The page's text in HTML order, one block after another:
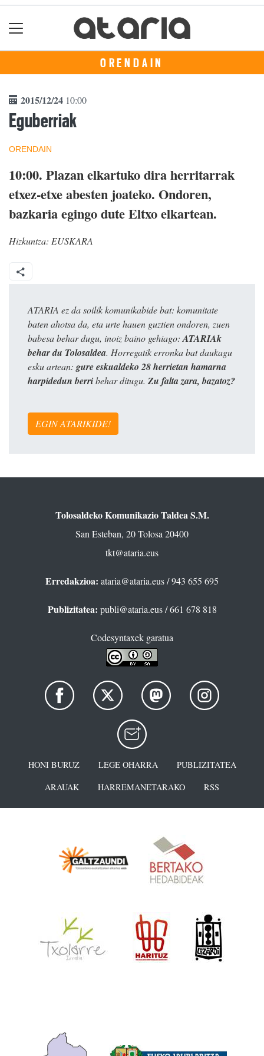
ORENDAIN
2015/12/24 10:00
Eguberriak
ORENDAIN
10:00. Plazan elkartuko dira herritarrak
etxez-etxe abesten joateko. Ondoren,
bazkaria egingo dute Eltxo elkartean.
Hizkuntza: EUSKARA
ATARIA ez da soilik komunikabide bat: komunitate
baten ahotsa da, eta urte hauen guztien ondoren, zuen
babesa behar dugu, inoiz baino gehiago: ATARIAk
behar du Tolosaldea. Horregatik erronka bat daukagu
esku artean: gure eskualdeko 28 herrietan hamarna
harpidedun berribehar ditugu. Zu falta zara, bazatoz?
EGIN ATARIKIDE!
Tolosaldeko Komunikazio Taldea S.M.
San Esteban, 20 Tolosa 20400
tkt@ataria.eus
Erredakzioa: ataria@ataria.eus/ 943 655 695
Publizitatea: publi@ataria.eus/ 661 678 818
Codesyntaxek garatua
HONI BURUZ LEGE OHARRA
PUBLIZITATEA
ARAUAK
HARREMANETARAKO RSS